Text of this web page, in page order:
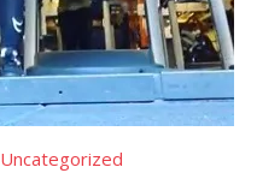
Uncategorized